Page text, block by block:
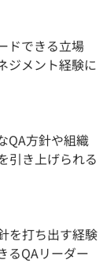
ドできる立場
ジメント経験に
QA方針や組織
引き上げられる
を打ち出す経験
るQAリーダー